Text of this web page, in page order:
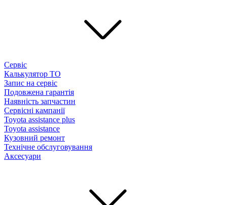
Сервіс
Калькулятор ТО
Запис на сервіс
Подовжена гарантія
Наявність запчастин
Сервісні кампанії
Toyota assistance plus
Toyota assistance
Кузовний ремонт
Технічне обслуговування
Аксесуари